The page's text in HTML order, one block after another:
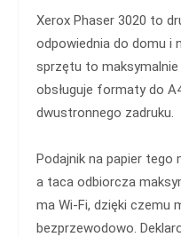
Xerox Phaser 3020 to
odpowiednia do domu i
sprzętu to maksymalnie
obsługuje formaty do
dwustronnego zadruku.
Podajnik na papier tego
a taca odbiorcza
ma Wi-Fi, dzięki czemu
bezprzewodowo.